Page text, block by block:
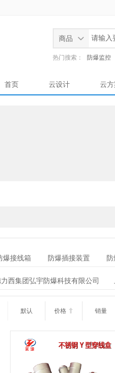
商品
热门搜索： 防爆监控
首页 云设计 云
爆接线箱 防爆插接装置
西集团弘宇防爆科技有限公司
器材有限公司
沈海防爆科技
默认 价格  销量